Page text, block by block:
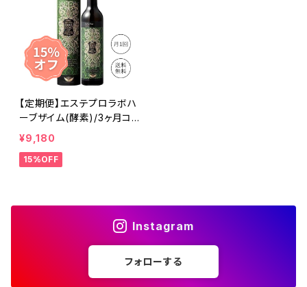
【定期便】エステプロラボハ
ーブザイム(酵素)/3ヶ月コ
ース
¥9,180
15%OFF
Instagram
フォローする